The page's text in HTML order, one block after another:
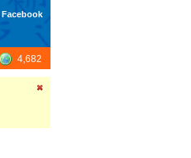
Facebook
4,682